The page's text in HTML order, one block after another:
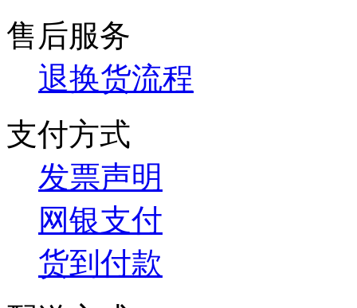
售后服务
退换货流程
支付方式
发票声明
网银支付
货到付款